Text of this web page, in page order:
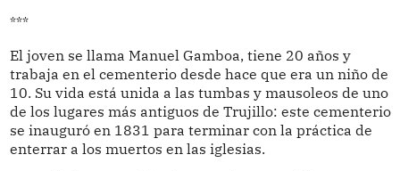
***
El joven se llama Manuel Gamboa, tiene 20 años y
trabaja en el cementerio desde hace que era un niño de
10. Su vida está unida a las tumbas y mausoleos de uno
de los lugares más antiguos de Trujillo: este cementerio
se inauguró en 1831 para terminar con la práctica de
enterrar a los muertos en las iglesias.